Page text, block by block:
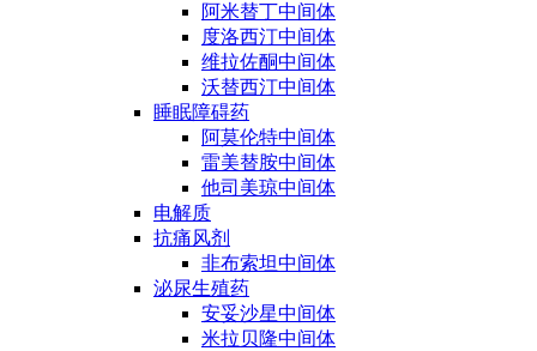
阿米替丁中间体
度洛西汀中间体
维拉佐酮中间体
沃替西汀中间体
睡眠障碍药
阿莫伦特中间体
雷美替胺中间体
他司美琼中间体
电解质
抗痛风剂
非布索坦中间体
泌尿生殖药
安妥沙星中间体
米拉贝隆中间体